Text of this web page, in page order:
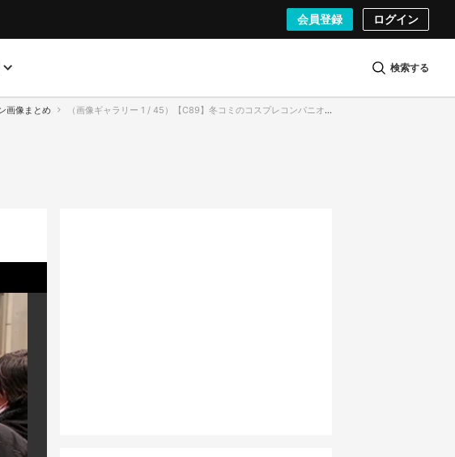
会員登録 ログイン
検索する
画像まとめ （画像ギャラリー 1 / 45）【C89】冬コミのコスプレコンパニオン「アイドルうぉーず」ブース